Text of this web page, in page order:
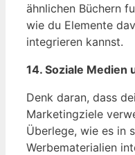
ähnlichen Büchern
wie du Elemente
integrieren kannst.
14. Soziale Medien
Denk daran, dass
Marketingziele
Überlege, wie es in
Werbematerialien